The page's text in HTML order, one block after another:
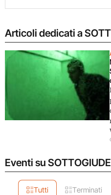
Articoli dedicati a
Eventi su
Tutti Terminati